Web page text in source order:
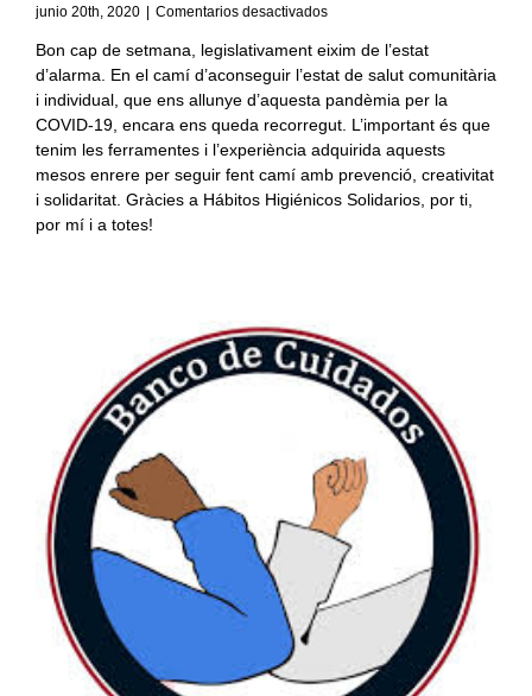
junio 20th, 2020 | Comentarios desactivadosen
DE
LA
PANDÈMIA
Bon cap de setmana, legislativament eixim de l’estat
d’alarma. En el camí d’aconseguir l’estat de salut comunitària
i individual, que ens allunye d’aquesta pandèmia per la
COVID-19, encara ens queda recorregut. L’important és que
tenim les ferramentes i l’experiència adquirida aquests
mesos enrere per seguir fent camí amb prevenció, creativitat
i solidaritat. Gràcies a Hábitos Higiénicos Solidarios, por ti,
por mí i a totes!